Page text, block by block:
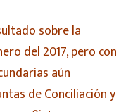
sobre la
del 2017, pero con
aún
de Conciliación y